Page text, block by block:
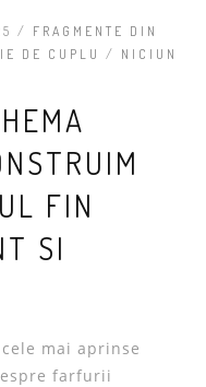
/ FRAGMENTE DIN
DE CUPLU / NICIUN
FIN
SI
mai aprinse
farfurii